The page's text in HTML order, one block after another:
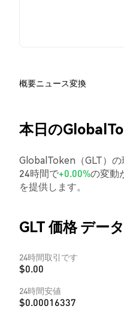
概要ニュース変換
本日の
GlobalToken（GLT）
24時間で+0.00%の変動
を提供します。
GLT 価格 データ
24時間取引です
$0.00
24時間安値
$0.00016337